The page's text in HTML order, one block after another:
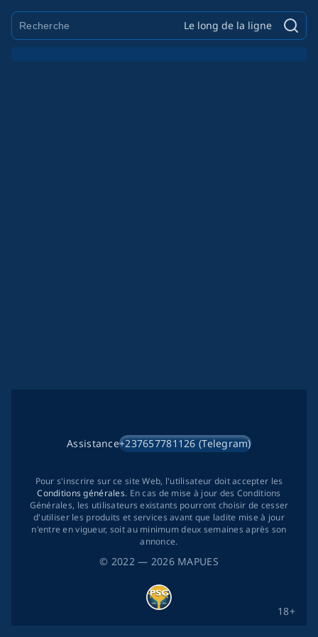
Le long de la ligne
© 2022— 2026 MAPUES
Assistance+237657781126 (Telegram)
18+
Pour s'inscrire sur ce site Web, l'utilisateur doit accepter les
Conditions générales. En cas de mise à jour des Conditions
Générales, les utilisateurs existants pourront choisir de cesser
d'utiliser les produits et services avant que ladite mise à jour
n'entre en vigueur, soit au minimum deux semaines après son
annonce.